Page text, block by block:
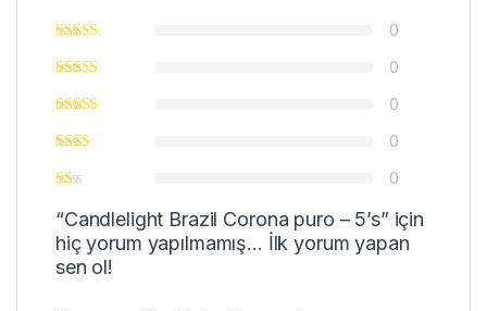
0
0
0
0
0
“Candlelight Brazil Corona puro – 5’s” için
hiç yorum yapılmamış... İlk yorum yapan
sen ol!